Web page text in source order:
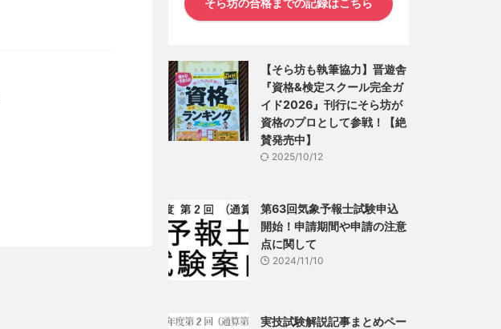
そら坊の合格までの記録はこちら
【そら坊も執筆協力】晋遊舎
『資格&検定スクール完全ガ
イド2026』刊行にそら坊が
資格のプロとして参戦！【絶
賛発売中】
2025/10/12
第63回気象予報士試験申込
開始！申請期間や申請の注意
点に関して
2024/11/10
実技試験解説記事まとめペー